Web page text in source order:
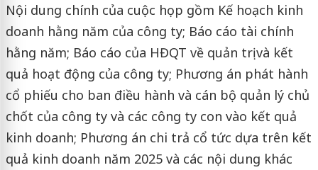
Nội dung chính của cuộc họp gồm Kế hoạch kinh
doanh hằng năm của công ty; Báo cáo tài chính
hằng năm; Báo cáo của HĐQT về quản trị và kết
quả hoạt động của công ty; Phương án phát hành
cổ phiếu cho ban điều hành và cán bộ quản lý chủ
chốt của công ty và các công ty con vào kết quả
kinh doanh; Phương án chi trả cổ tức dựa trên kết
quả kinh doanh năm 2025 và các nội dung khác